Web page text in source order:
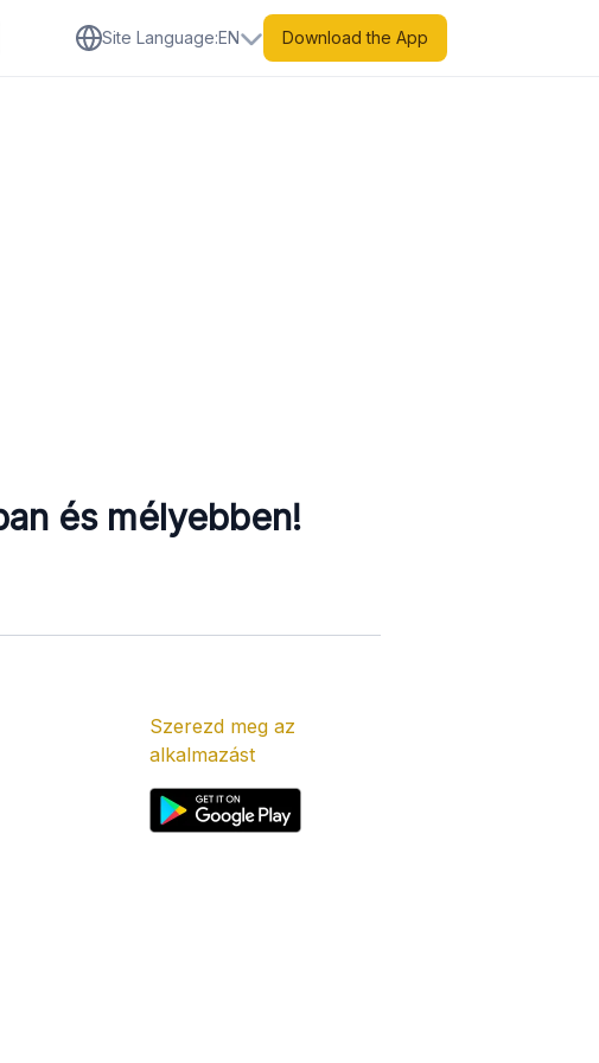
Site Language:EN Download the App
és mélyebben!
Szerezd meg az
alkalmazást